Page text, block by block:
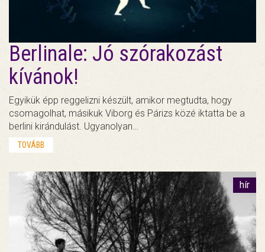
Berlinale: Jó szórakozást
kívánok!
Egyikük épp reggelizni készült, amikor megtudta, hogy
csomagolhat, másikuk Viborg és Párizs közé iktatta be a
berlini kirándulást. Ugyanolyan…
TOVÁBB
hír